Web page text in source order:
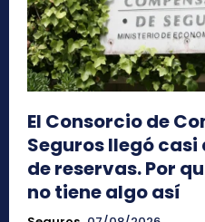
El Consorcio de
Seguros llegó casi
de reservas. Por
no tiene algo así